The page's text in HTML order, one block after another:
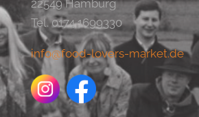
22549 Hamburg
Tel. 0174 1699330
info@food-lovers-market.de